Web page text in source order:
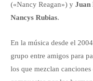
(«Nancy Reagan») yJuan
Nancys Rubias.
En la música desde el
grupo entre amigos para
los que mezclan